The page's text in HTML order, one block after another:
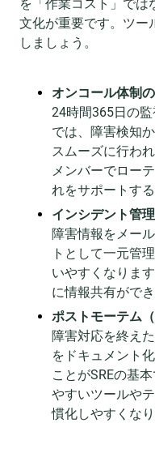
を「作業コスト」では
文化が重要です。ツー
しましょう。
オンコール体制の
24時間365日の
では、障害検知
スムーズに行わ
メンバーでロー
れをサポートす
インシデント管
障害情報をメー
トとして一元管
いやすくなりま
に情報共有がで
ポストモーテム
障害対応を終え
をドキュメント
ことがSREの基
やすいツールや
慣化しやすくなり